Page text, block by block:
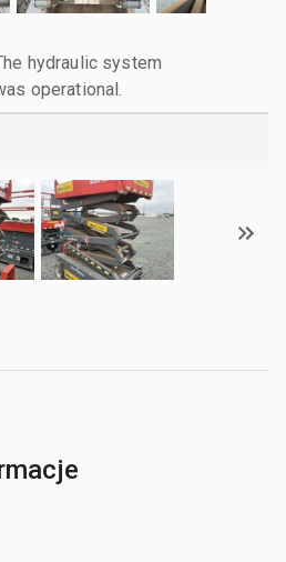
hydraulic system
operational.